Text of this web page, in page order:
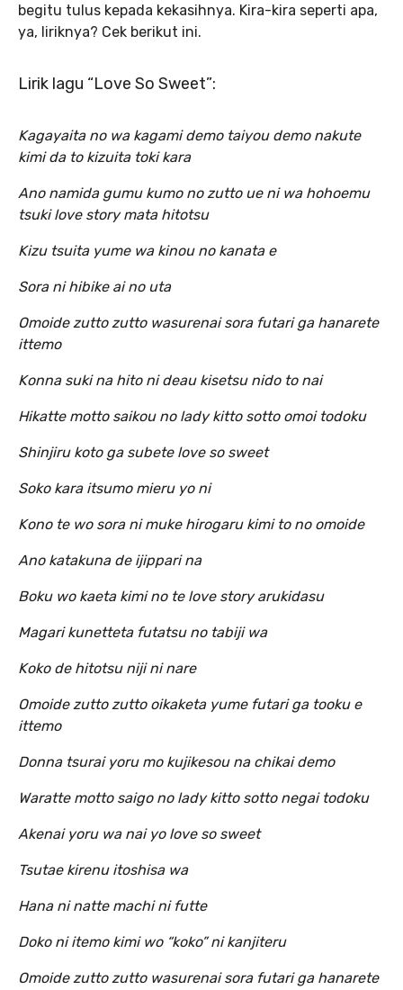
begitu tulus kepada kekasihnya. Kira-kira seperti apa,
ya, liriknya? Cek berikut ini.
Lirik lagu “Love So Sweet”:
Kagayaita no wa kagami demo taiyou demo nakute
kimi da to kizuita toki kara
Ano namida gumu kumo no zutto ue ni wa hohoemu
tsuki love story mata hitotsu
Kizu tsuita yume wa kinou no kanata e
Sora ni hibike ai no uta
Omoide zutto zutto wasurenai sora futari ga hanarete
ittemo
Konna suki na hito ni deau kisetsu nido to nai
Hikatte motto saikou no lady kitto sotto omoi todoku
Shinjiru koto ga subete love so sweet
Soko kara itsumo mieru yo ni
Kono te wo sora ni muke hirogaru kimi to no omoide
Ano katakuna de ijippari na
Boku wo kaeta kimi no te love story arukidasu
Magari kunetteta futatsu no tabiji wa
Koko de hitotsu niji ni nare
Omoide zutto zutto oikaketa yume futari ga tooku e
ittemo
Donna tsurai yoru mo kujikesou na chikai demo
Waratte motto saigo no lady kitto sotto negai todoku
Akenai yoru wa nai yo love so sweet
Tsutae kirenu itoshisa wa
Hana ni natte machi ni futte
Doko ni itemo kimi wo “koko” ni kanjiteru
Omoide zutto zutto wasurenai sora futari ga hanarete